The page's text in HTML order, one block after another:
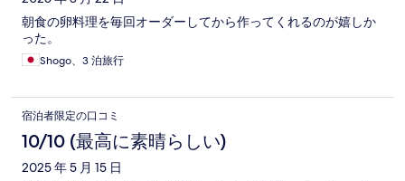
朝食の卵料理を毎回オーダーしてから作ってくれるのが嬉しか
った。
Shogo、3 泊旅行
宿泊者限定の口コミ
10/10 (最高に素晴らしい)
2025 年 5 月 15 日